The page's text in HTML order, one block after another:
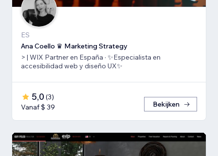
ES
Ana Coello ♛ Marketing Strategy
> | WIX Partner en España · ✨Especialista en
accesibilidad web y diseño UX✨
5,0 (3)
Vanaf $ 39
Bekijken